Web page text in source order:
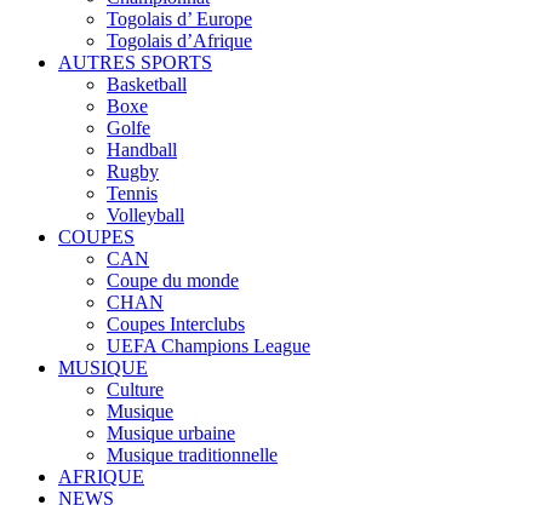
Togolais d’ Europe
Togolais d’Afrique
AUTRES SPORTS
Basketball
Boxe
Golfe
Handball
Rugby
Tennis
Volleyball
COUPES
CAN
Coupe du monde
CHAN
Coupes Interclubs
UEFA Champions League
MUSIQUE
Culture
Musique
Musique urbaine
Musique traditionnelle
AFRIQUE
NEWS